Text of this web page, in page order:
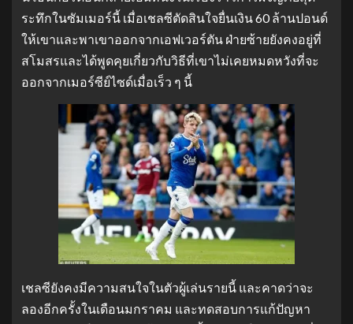
ระทึกในซัมเมอร์นี้ เมื่อเชลซีตัดสินใจยื่นเงิน 60 ล้านปอนด์
ให้เขาและพาเขาออกจากเอฟเวอร์ตัน ฝ่ายซ้ายยังคงอยู่ที่
สโมสรและได้พูดคุยเกี่ยวกับวิธีที่เขาไม่เคยหมดหวังที่จะ
ออกจากเมอร์ซีย์ไซด์เมื่อเร็ว ๆ นี้
เชลซียังคงมีความสนใจในตัวผู้เล่นรายนี้ และคาดว่าจะ
ลองอีกครั้งในเดือนมกราคม และทดสอบการแก้ปัญหา